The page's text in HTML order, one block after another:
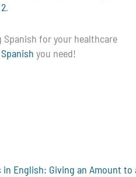
.
Spanish for your healthcare
you need!
in English: Giving an Amount to